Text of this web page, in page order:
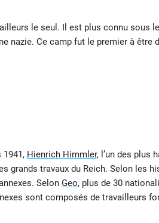
le seul. Il est plus connu sous
nazie. Ce camp fut le premier à être
1941, Hienrich Himmler, l’un des plus
grands travaux du Reich. Selon les
Selon Geo, plus de 30
sont composés de travailleurs